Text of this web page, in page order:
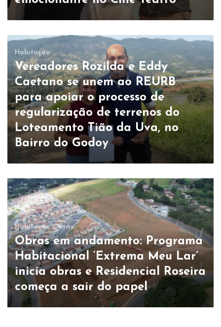
Habitação
Vereadores Rozilda e Eddy
Caetano se unem ao REURB
para apoiar o processo de
regularização de terrenos do
Loteamento Tião da Uva, no
Bairro do Godoy
Habitação Obras
Obras em andamento: Programa
Habitacional ‘Extrema Meu Lar’
inicia obras e Residencial Roseira
começa a sair do papel